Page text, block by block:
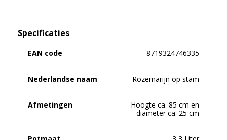
Specificaties
EAN code 8719324746335
Nederlandse naam Rozemarijn op stam
Afmetingen
Hoogte ca. 85 cm en
diameter ca. 25 cm